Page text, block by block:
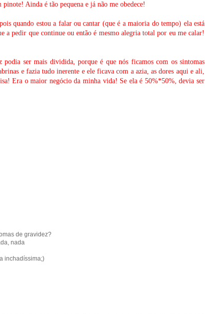
Ainda é tão pequena e já não me obedece!
quando estou a falar ou cantar (que é a maioria do tempo) ela está
a pedir que continue ou então é mesmo alegria total por eu me calar!
ser mais dividida, porque é que nós ficamos com os sintomas
e fazia tudo inerente e ele ficava com a azia, as dores aqui e ali,
Era o maior negócio da minha vida! Se ela é 50%*50%, devia ser
de gravidez?
nada
inchadíssima;)